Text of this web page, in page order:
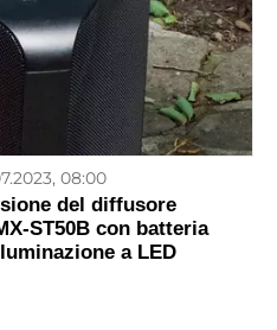
08:00
del diffusore
ST50B con batteria
a LED